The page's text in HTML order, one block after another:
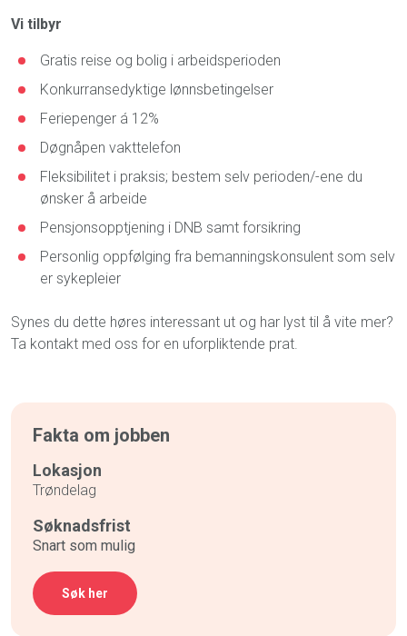
Vi tilbyr
Gratis reise og bolig i arbeidsperioden
Konkurransedyktige lønnsbetingelser
Feriepenger á 12%
Døgnåpen vakttelefon
Fleksibilitet i praksis; bestem selv perioden/-ene du
ønsker å arbeide
Pensjonsopptjening i DNB samt forsikring
Personlig oppfølging fra bemanningskonsulent som selv
er sykepleier
Synes du dette høres interessant ut og har lyst til å vite mer?
Ta kontakt med oss for en uforpliktende prat.
Fakta om jobben
Lokasjon
Trøndelag
Søknadsfrist
Snart som mulig
Søk her